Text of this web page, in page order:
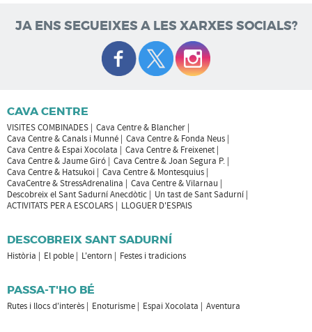
JA ENS SEGUEIXES A LES XARXES SOCIALS?
CAVA CENTRE
VISITES COMBINADES
Cava Centre & Blancher
Cava Centre & Canals i Munné
Cava Centre & Fonda Neus
Cava Centre & Espai Xocolata
Cava Centre & Freixenet
Cava Centre & Jaume Giró
Cava Centre & Joan Segura P.
Cava Centre & Hatsukoi
Cava Centre & Montesquius
CavaCentre & StressAdrenalina
Cava Centre & Vilarnau
Descobreix el Sant Sadurní Anecdòtic
Un tast de Sant Sadurní
ACTIVITATS PER A ESCOLARS
LLOGUER D'ESPAIS
DESCOBREIX SANT SADURNÍ
Història El poble L'entorn Festes i tradicions
PASSA-T'HO BÉ
Rutes i llocs d'interès Enoturisme Espai Xocolata Aventura